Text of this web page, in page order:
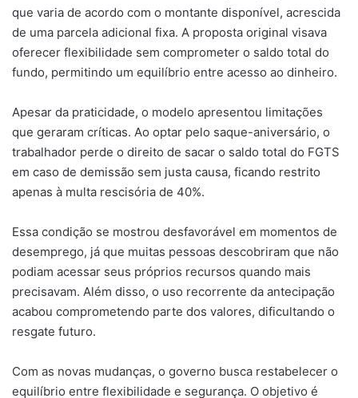
que varia de acordo com o montante disponível, acrescida
de uma parcela adicional fixa. A proposta original visava
oferecer flexibilidade sem comprometer o saldo total do
fundo, permitindo um equilíbrio entre acesso ao dinheiro.
Apesar da praticidade, o modelo apresentou limitações
que geraram críticas. Ao optar pelo saque-aniversário, o
trabalhador perde o direito de sacar o saldo total do FGTS
em caso de demissão sem justa causa, ficando restrito
apenas à multa rescisória de 40%.
Essa condição se mostrou desfavorável em momentos de
desemprego, já que muitas pessoas descobriram que não
podiam acessar seus próprios recursos quando mais
precisavam. Além disso, o uso recorrente da antecipação
acabou comprometendo parte dos valores, dificultando o
resgate futuro.
Com as novas mudanças, o governo busca restabelecer o
equilíbrio entre flexibilidade e segurança. O objetivo é